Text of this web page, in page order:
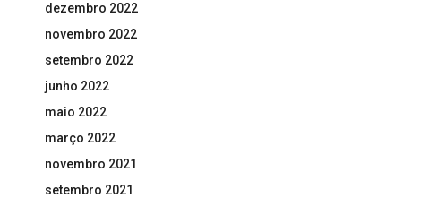
dezembro 2022
novembro 2022
setembro 2022
junho 2022
maio 2022
março 2022
novembro 2021
setembro 2021